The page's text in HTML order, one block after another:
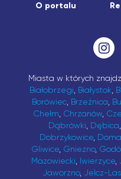
O portalu
Miasta w których
Białobrzegi, Białystok,
Borówiec, Brzeźnica,
Chełm, Chrzanów,
Dąbrówki, Dębica,
Dobrzykowice,
Gliwice, Gniezno,
Mazowiecki, Iwierzyce,
Jaworzno, Jelcz-